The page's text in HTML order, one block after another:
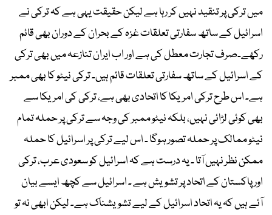
میں ترکی پر تنقید نہیں کر رہا ہے لیکن حقیقت یہی ہے کہ ترکی نے
اسرائیل کے ساتھ سفارتی تعلقات غزہ کے بحران کے دوران بھی قائم
رکھے۔صرف تجارت معطل کی ہے اور اب ایران تنازعہ میں بھی ترکی
کے اسرائیل کے ساتھ سفارتی تعلقات قائم ہیں۔ ترکی نیٹو کا بھی ممبر
ہے۔ اس طرح ترکی امریکا کا اتحادی بھی ہے، ترکی کی امریکا سے
بھی کوئی لڑائی نہیں، بلکہ نیٹو ممبر کی وجہ سے ترکی پر حملہ تمام
نیٹو ممالک پر حملہ تصور ہوگا ۔ اس لیے ترکی پر اسرائیل کا حملہ
ممکن نظر نہیں آتا ۔ یہ درست ہے کہ اسرائیل کو سعودی عرب، ترکی
اور پاکستان کے اتحاد پر تشویش ہے ۔ اسرائیل سے کچھ ایسے بیان
آئے ہیں کہ یہ اتحاد اسرائیل کے لیے تشویشناک ہے۔ لیکن ابھی نہ تو